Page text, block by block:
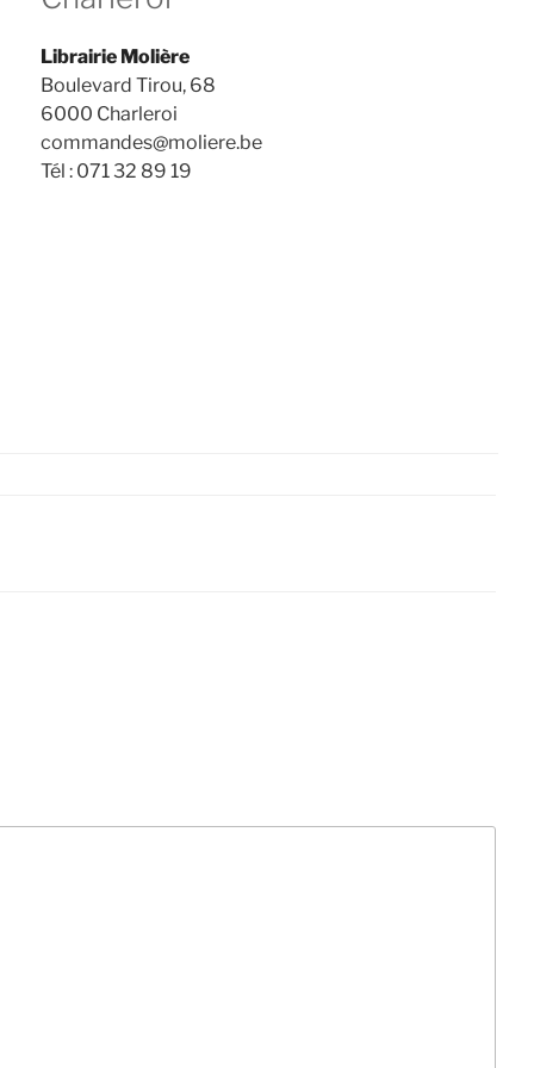
Librairie Molière
Boulevard Tirou, 68
6000 Charleroi
commandes@moliere.be
Tél : 071 32 89 19